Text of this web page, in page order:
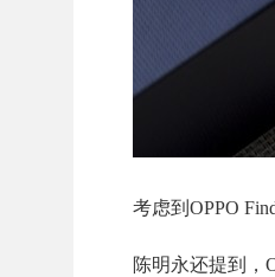
考虑到OPPO
陈明永还提到，